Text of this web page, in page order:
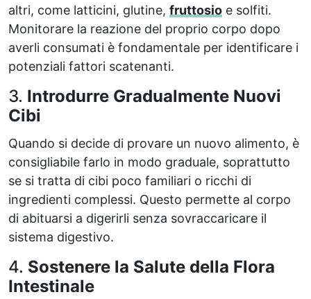
altri, come latticini, glutine, fruttosio e solfiti.
Monitorare la reazione del proprio corpo dopo
averli consumati è fondamentale per identificare i
potenziali fattori scatenanti.
3. Introdurre Gradualmente Nuovi
Cibi
Quando si decide di provare un nuovo alimento, è
consigliabile farlo in modo graduale, soprattutto
se si tratta di cibi poco familiari o ricchi di
ingredienti complessi. Questo permette al corpo
di abituarsi a digerirli senza sovraccaricare il
sistema digestivo.
4. Sostenere la Salute della Flora
Intestinale